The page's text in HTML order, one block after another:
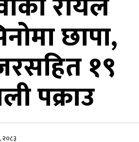
छापा,
१९
पक्राउ
२०८३